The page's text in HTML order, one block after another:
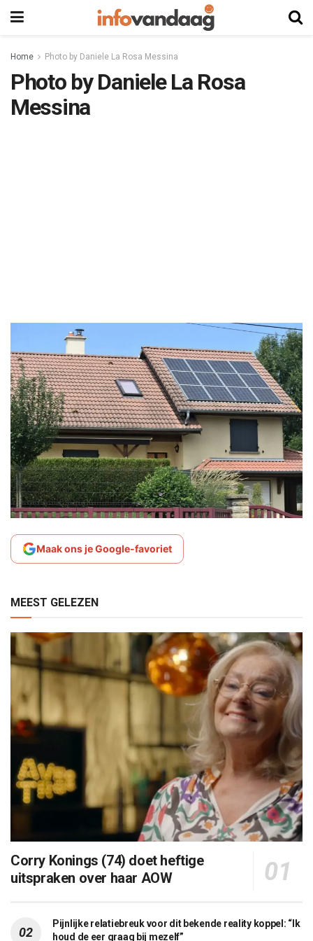
Home Photo by Daniele La Rosa Messina
Photo by Daniele La Rosa
Messina
Maak ons je Google-favoriet
MEEST GELEZEN
Corry Konings (74) doet heftige
uitspraken over haar AOW
Pijnlijke relatiebreuk voor dit bekende reality koppel: “Ik
houd de eer graag bij mezelf”